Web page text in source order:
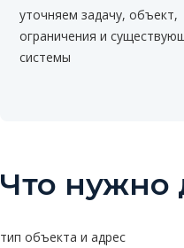
уточняем задачу, объект,
ограничения и
системы
Что нужно
тип объекта и адрес